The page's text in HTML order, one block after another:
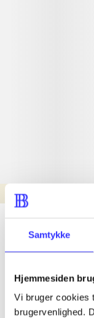
Samtykke
Hjemmesiden
Vi bruger cookies
brugervenlighed.
Nyhed
lorem ipsum
lorem ipsum dolor
lorem ipsum